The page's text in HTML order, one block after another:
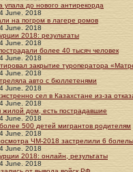
упала до нового антирекорда
June. 2018
на погром в лагере ромов
June. 2018
2018: результаты
June. 2018
более 40 тысяч человек
June. 2018
закрытие туроператора
June. 2018
авто с бюллетенями
June. 2018
сел в Казахстане из-за
June. 2018
жилой дом, есть пострадавшие
June. 2018
500 детей мигрантов родителям
June. 2018
ЧМ-2018 застрелили 6
June. 2018
2018: онлайн, результаты
June. 2018